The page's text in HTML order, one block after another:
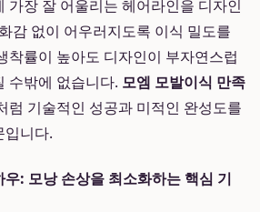
가장 잘 어울리는 헤어라인을 디자인
감 없이 어우러지도록 이식 밀도를
착률이 높아도 디자인이 부자연스럽
수밖에 없습니다. 모엠 모발이식 만족
럼 기술적인 성공과 미적인 완성도를
입니다.
: 모낭 손상을 최소화하는 핵심 기